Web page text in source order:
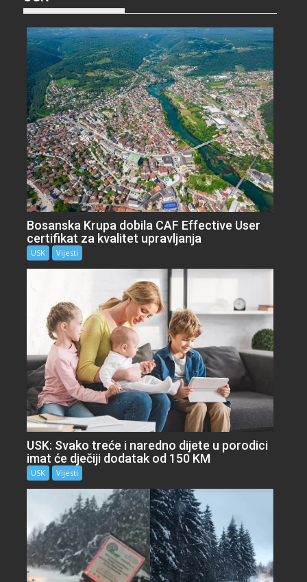
Bosanska Krupa dobila CAF Effective User
certifikat za kvalitet upravljanja
USK Vijesti
USK: Svako treće i naredno dijete u porodici
imat će dječiji dodatak od 150 KM
USK Vijesti